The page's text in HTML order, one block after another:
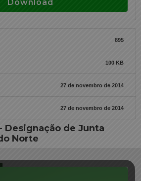
Download
895
100 KB
27 de novembro de 2014
27 de novembro de 2014
Designação de Junta
Norte